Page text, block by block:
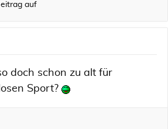
auf
doch schon zu alt für
Sport?